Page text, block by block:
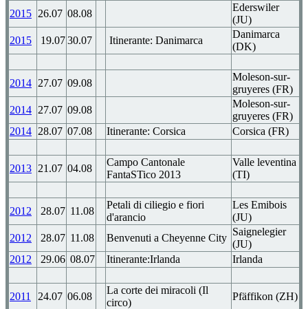
2015 26.07 08.08
Ederswiler
(JU)
2015
19.0730.07 Itinerante: Danimarca
Danimarca
(DK)
2014 27.07 09.08
Moleson-sur-
gruyeres (FR)
2014 27.07 09.08
Moleson-sur-
gruyeres (FR)
2014 28.07 07.08 Itinerante: Corsica Corsica (FR)
2013 21.07 04.08
Campo Cantonale
FantaSTico 2013
Valle leventina
(TI)
2012 28.07 11.08
Petali di ciliegio e fiori
d'arancio
Les Emibois
(JU)
2012
28.07 11.08 Benvenuti a Cheyenne City
Saignelegier
(JU)
2012
29.06 08.07 Itinerante:Irlanda Irlanda
2011 24.07 06.08
La corte dei miracoli (Il
circo)
Pfäffikon (ZH)